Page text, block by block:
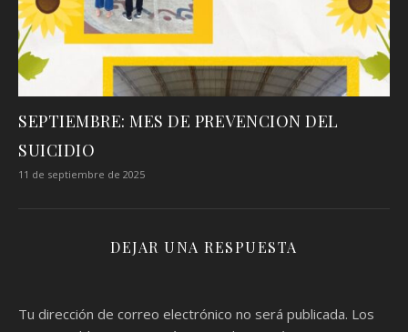
SEPTIEMBRE: MES DE PREVENCION DEL
SUICIDIO
11 de septiembre de 2025
DEJAR UNA RESPUESTA
Tu dirección de correo electrónico no será publicada. Los